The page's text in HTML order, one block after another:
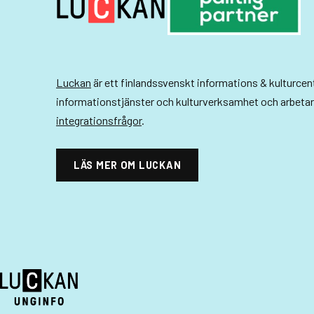
n
v
i
g
e
r
g
Luckan är ett finlandssvenskt informations &
informationstjänster och kulturverksamhet och
integrationsfrågor.
LÄS MER OM LUCKAN